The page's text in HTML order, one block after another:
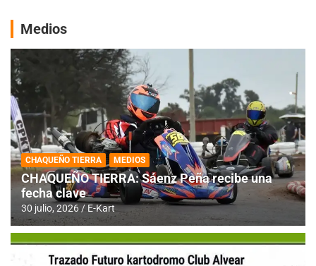
Medios
CHAQUEÑO TIERRA MEDIOS
CHAQUEÑO TIERRA: Sáenz Peña recibe una
fecha clave
30 julio, 2026 E-Kart